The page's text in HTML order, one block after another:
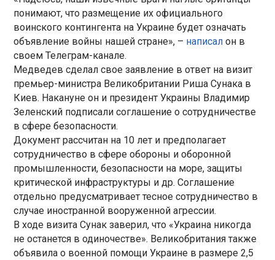
понимают, что размещение их официального
воинского контингента на Украине будет означать
объявление войны нашей стране», – написалон в
своем Телеграм-канале.
Медведев сделал свое заявление в ответ на визит
премьер-министра Великобритании Риша Сунака в
Киев. Накануне он и президент Украины Владимир
Зеленский подписали соглашение о сотрудничестве
в сфере безопасности.
Документ рассчитан на 10 лет и предполагает
сотрудничество в сфере обороны и оборонной
промышленности, безопасности на море, защиты
критической инфраструктуры и др. Соглашение
отдельно предусматривает тесное сотрудничество в
случае иностранной вооруженной агрессии.
В ходе визита Сунак заверил, что «Украина никогда
не останется в одиночестве». Великобритания также
объявила о военной помощи Украине в размере 2,5